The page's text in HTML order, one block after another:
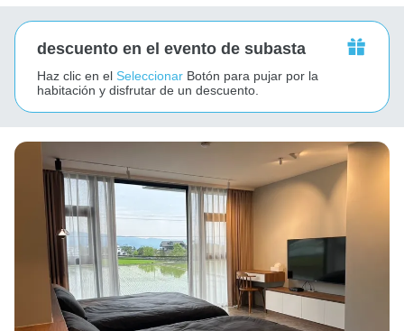
descuento en el evento de subasta
Haz clic en el Seleccionar Botón para pujar por la
habitación y disfrutar de un descuento.